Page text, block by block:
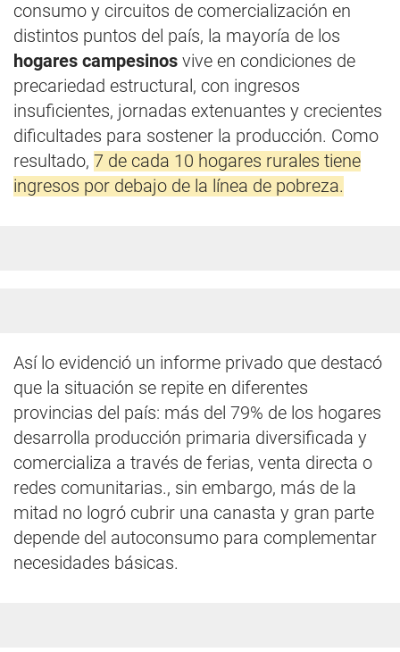
consumo y circuitos de comercialización en
distintos puntos del país, la mayoría de los
hogares campesinos vive en condiciones de
precariedad estructural, con ingresos
insuficientes, jornadas extenuantes y crecientes
dificultades para sostener la producción. Como
resultado, 7 de cada 10 hogares rurales tiene
ingresos por debajo de la línea de pobreza.
Así lo evidenció un informe privado que destacó
que la situación se repite en diferentes
provincias del país: más del 79% de los hogares
desarrolla producción primaria diversificada y
comercializa a través de ferias, venta directa o
redes comunitarias., sin embargo, más de la
mitad no logró cubrir una canasta y gran parte
depende del autoconsumo para complementar
necesidades básicas.